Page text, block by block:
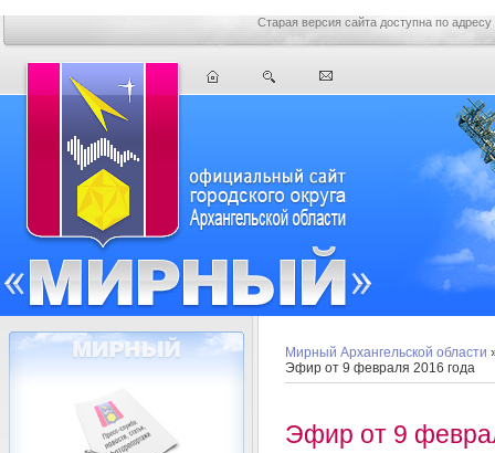
Старая версия сайта доступна по адресу
Мирный Архангельской области
Эфир от 9 февраля 2016 года
Эфир от 9